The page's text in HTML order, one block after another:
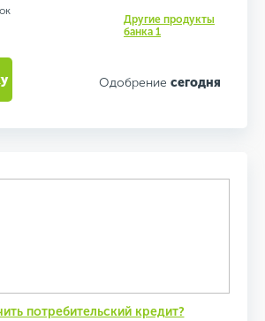
Другие продукты
банка 1
Одобрение сегодня
потребительский кредит?